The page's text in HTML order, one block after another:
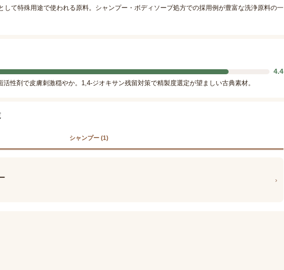
して特殊用途で使われる原料。シャンプー・ボディソープ処方での採用例が豊富な洗浄原料の一
4.4
性剤で皮膚刺激穏やか。1,4-ジオキサン残留対策で精製度選定が望ましい古典素材。
シャンプー (1)
›